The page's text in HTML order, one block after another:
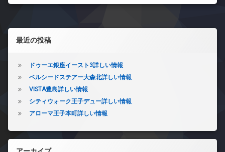
左サイドバー
最近の投稿
ドゥーエ銀座イースト3詳しい情報
ベルシードステアー大森北詳しい情報
VISTA豊島詳しい情報
シティウォーク王子デュー詳しい情報
アローマ王子本町詳しい情報